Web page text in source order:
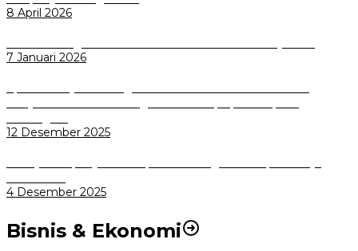
8 April 2026
7 Januari 2026
12 Desember 2025
4 Desember 2025
Bisnis & Ekonomi